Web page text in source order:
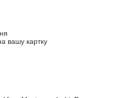
вашу картку